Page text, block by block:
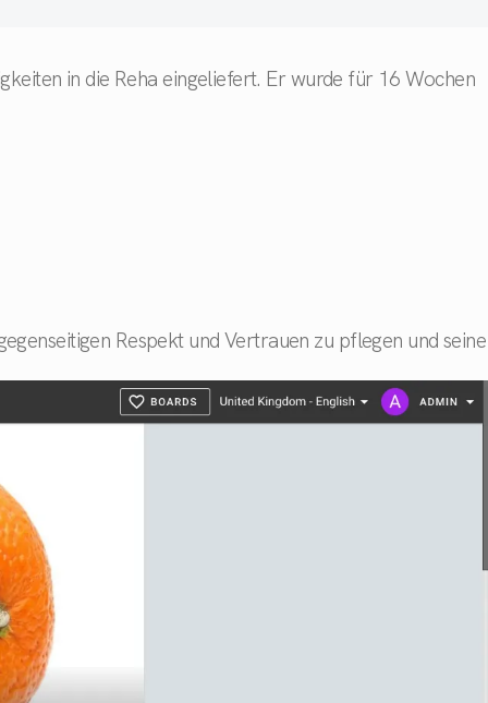
in die Reha eingeliefert. Er wurde für 16 Wochen
Respekt und Vertrauen zu pflegen und seine